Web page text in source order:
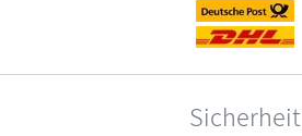
Sicherheit